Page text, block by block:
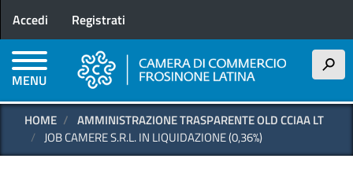
principale
Menu profilo utente
Accedi Registrati
MENU
h
HOME
AMMINISTRAZIONE TRASPARENTE OLD CCIAA LT
JOB CAMERE S.R.L. IN LIQUIDAZIONE (0,36%)